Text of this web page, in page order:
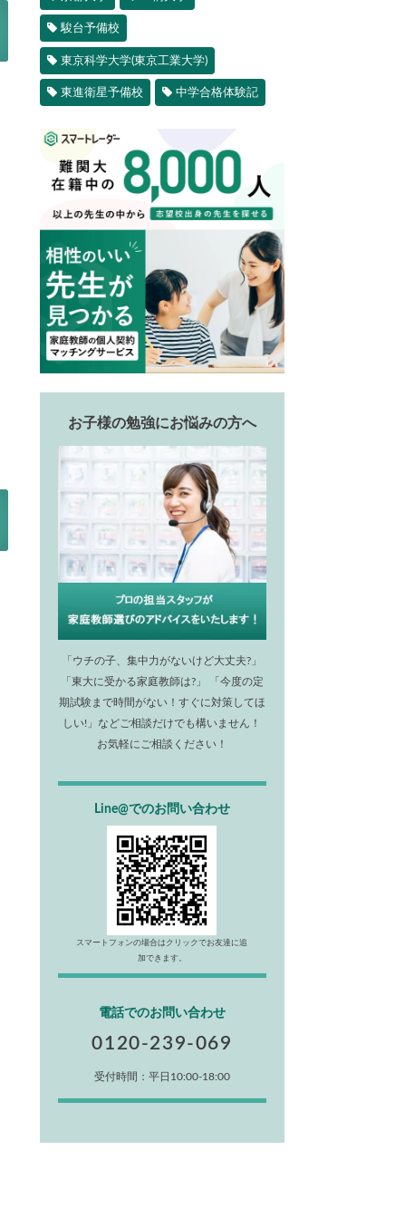
駿台予備校
東京科学大学(東京工業大学)
東進衛星予備校 中学合格体験記
お子様の勉強にお悩みの方へ
「ウチの子、集中力がないけど大丈夫?」
「東大に受かる家庭教師は?」 「今度の定
期試験まで時間がない！すぐに対策してほ
しい!」などご相談だけでも構いません！
お気軽にご相談ください！
Line@でのお問い合わせ
スマートフォンの場合はクリックでお友達に追
加できます。
電話でのお問い合わせ
0120-239-069
受付時間：平日10:00-18:00